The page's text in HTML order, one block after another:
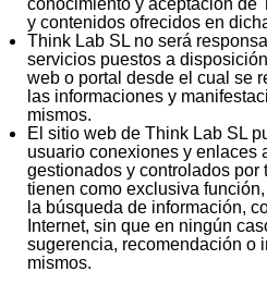
conocimiento y aceptación de
y contenidos ofrecidos en
Think Lab SL no será
servicios puestos a
web o portal desde el cual se
las informaciones y
mismos.
El sitio web de Think Lab SL
usuario conexiones y enlaces
gestionados y controlados por
tienen como exclusiva
la búsqueda de información,
Internet, sin que en ningún
sugerencia, recomendación o
mismos.